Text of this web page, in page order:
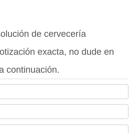
de cervecería
exacta, no dude en
continuación.